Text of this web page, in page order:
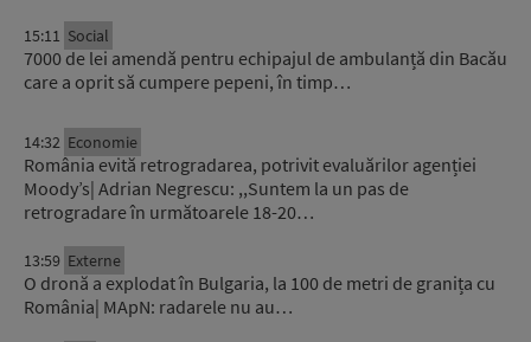
15:11 Social
7000 de lei amendă pentru echipajul de ambulanță din Bacău
care a oprit să cumpere pepeni, în timp…
14:32 Economie
România evită retrogradarea, potrivit evaluărilor agenției
Moody’s| Adrian Negrescu: ,,Suntem la un pas de
retrogradare în următoarele 18-20…
13:59 Externe
O dronă a explodat în Bulgaria, la 100 de metri de granița cu
România| MApN: radarele nu au…